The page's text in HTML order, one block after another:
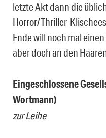
letzte Akt dann die
Horror/Thriller-
Ende will noch mal
aber doch an den
Eingeschlossene
Wortmann)
zur Leihe